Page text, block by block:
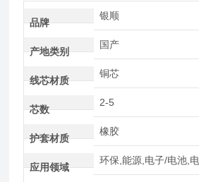
品牌
银顺
产地类别
国产
线芯材质
铜芯
芯数
2-5
护套材质
橡胶
应用领域
环保,能源,电子/电池,